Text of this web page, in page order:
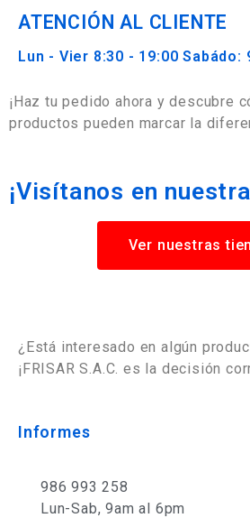
ATENCIÓN AL CLIENTE
Lun - Vier 8:30 - 19:00 Sabádo:
¡Haz tu pedido ahora y descubre
productos pueden marcar la
¡Visítanos en
Ver nuestras
¿Está interesado en algún
¡FRISAR S.A.C. es la decisión
Informes
986 993 258
Lun-Sab, 9am al 6pm